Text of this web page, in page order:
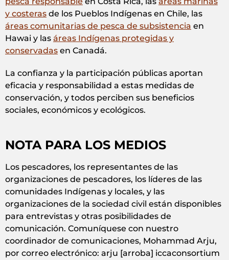
y costeras de los Pueblos Indígenas en Chile, las
áreas comunitarias de pesca de subsistencia en
Hawai y las áreas Indígenas protegidas y
conservadas en Canadá.
La confianza y la participación públicas aportan
eficacia y responsabilidad a estas medidas de
conservación, y todos perciben sus beneficios
sociales, económicos y ecológicos.
NOTA PARA LOS MEDIOS
Los pescadores, los representantes de las
organizaciones de pescadores, los líderes de las
comunidades Indígenas y locales, y las
organizaciones de la sociedad civil están disponibles
para entrevistas y otras posibilidades de
comunicación. Comuníquese con nuestro
coordinador de comunicaciones, Mohammad Arju,
por correo electrónico: arju [arroba] iccaconsortium